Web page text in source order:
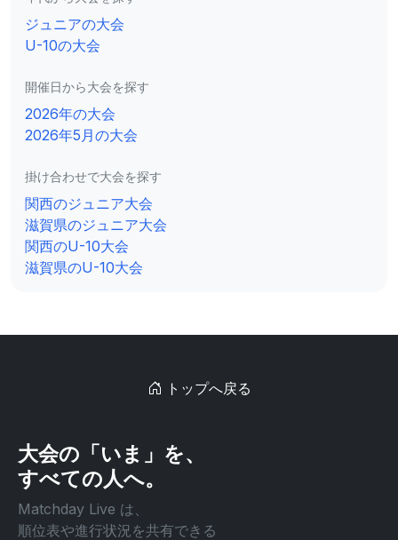
ジュニアの大会
U-10の大会
開催日から大会を探す
2026年の大会
2026年5月の大会
掛け合わせで大会を探す
関西のジュニア大会
滋賀県のジュニア大会
関西のU-10大会
滋賀県のU-10大会
トップへ戻る
大会の「いま」を、
すべての人へ。
Matchday Live は、
順位表や進行状況を共有できる